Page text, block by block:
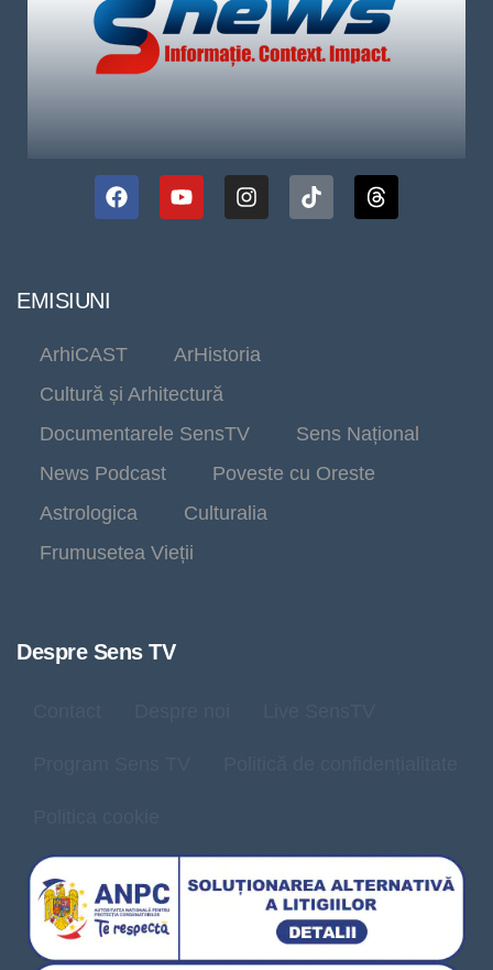
EMISIUNI
ArhiCAST
ArHistoria
Cultură și Arhitectură
Documentarele SensTV
Sens Național
News Podcast
Poveste cu Oreste
Astrologica
Culturalia
Frumusetea Vieții
Despre Sens TV